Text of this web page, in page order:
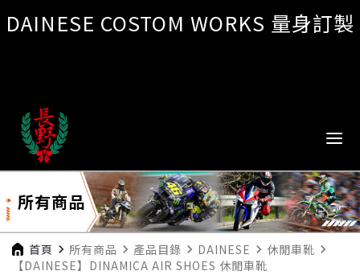
DAINESE COSTOM WORKS 量身訂製
所有商品
首頁 navigate_next 所有商品 navigate_next 產品目錄 navigate_next DAINESE navigate_next 休閒車靴 navigate_next
【DAINESE】DINAMICA AIR SHOES 休閒車靴